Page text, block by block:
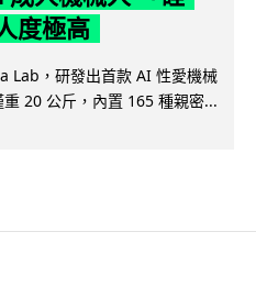
度極高
Lab，研發出首款 AI 性愛機械
20 公斤，內置 165 種親密...